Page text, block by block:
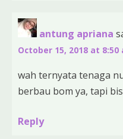
antung apriana
October 15, 2018 at 8:50
wah ternyata tenaga
berbau bom ya, tapi
Reply